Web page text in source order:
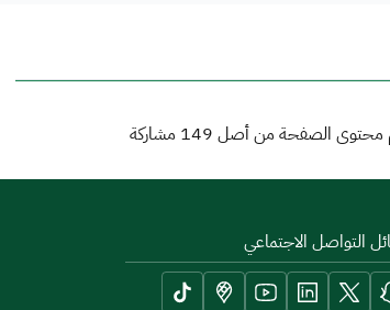
محتوى الصفحة من أصل 149 مشاركة
التواصل الاجتماعي